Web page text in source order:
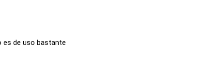
es de uso bastante